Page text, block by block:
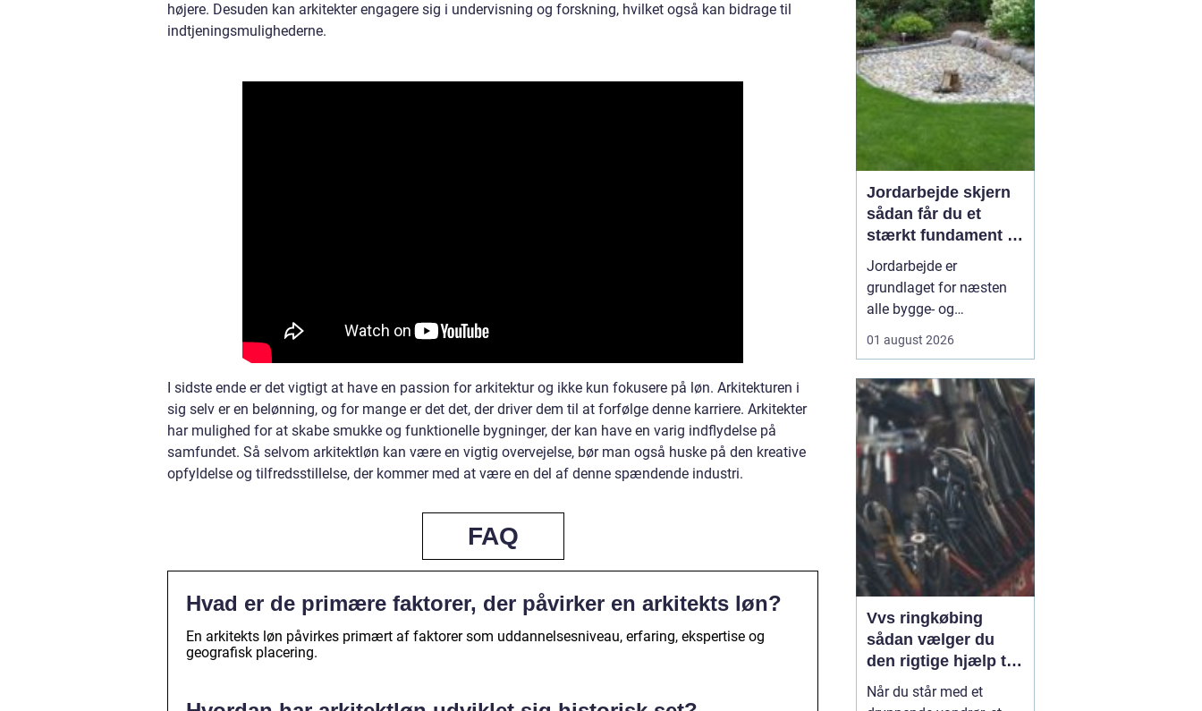
højere. Desuden kan arkitekter engagere sig i undervisning og forskning, hvilket også kan bidrage til
indtjeningsmulighederne.
I sidste ende er det vigtigt at have en passion for arkitektur og ikke kun fokusere på løn. Arkitekturen i
sig selv er en belønning, og for mange er det det, der driver dem til at forfølge denne karriere. Arkitekter
har mulighed for at skabe smukke og funktionelle bygninger, der kan have en varig indflydelse på
samfundet. Så selvom arkitektløn kan være en vigtig overvejelse, bør man også huske på den kreative
opfyldelse og tilfredsstillelse, der kommer med at være en del af denne spændende industri.
FAQ
Hvad er de primære faktorer, der påvirker en arkitekts løn?
En arkitekts løn påvirkes primært af faktorer som uddannelsesniveau, erfaring, ekspertise og
geografisk placering.
med energiforbruget i en
tid, hvor varmeregningen
fylder ...
Jordarbejde skjern
sådan får du et
stærkt fundament til
dit projekt
Jordarbejde er
grundlaget for næsten
alle bygge- og
solidt og korrekt udført
hverken indkørsel,
terrasse, kloak eller
haveanlæg særlig
længe. Når dusø...
01 august 2026
Vvs ringkøbing
sådan vælger du
den rigtige hjælp til
vand, varme og
ventilation
Når du står med et